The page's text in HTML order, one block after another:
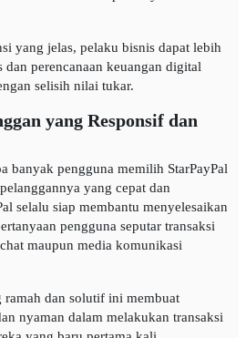
yang jelas, pelaku bisnis dapat lebih
dan perencanaan keuangan digital
selisih nilai tukar.
yang Responsif dan
banyak pengguna memilih StarPayPal
yang cepat dan
selalu siap membantu menyelesaikan
pengguna seputar transaksi
maupun media komunikasi
ramah dan solutif ini membuat
nyaman dalam melakukan transaksi